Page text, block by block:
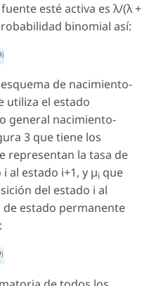
esté activa es λ/(λ +
binomial así:
de nacimiento-
utiliza el estado
general nacimiento-
3 que tiene los
representan la tasa de
al estado i+1, y µi que
del estado i al
estado permanente